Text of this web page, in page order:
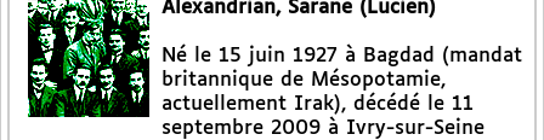
Alexandrian, Sarane (Lucien)
Né le 15 juin 1927 à Bagdad (mandat
britannique de Mésopotamie,
actuellement Irak), décédé le 11
septembre 2009 à Ivry-sur-Seine